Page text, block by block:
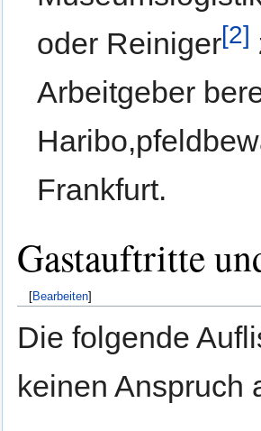
oder Reiniger[2]
Arbeitgeber
Frankfurt.
Gastauftritte
[Bearbeiten]
Die folgende
keinen Anspruch